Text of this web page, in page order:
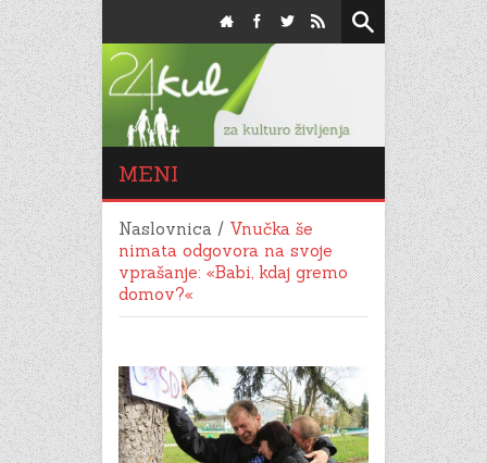
MENI
Naslovnica / Vnučka še
nimata odgovora na svoje
vprašanje: «Babi, kdaj gremo
domov?«